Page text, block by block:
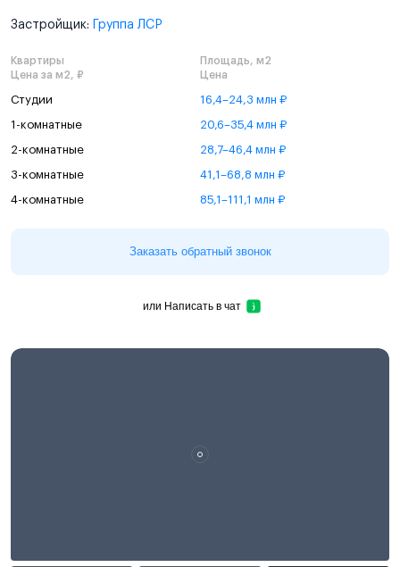
Застройщик: Группа ЛСР
Квартиры
Площадь, м2
Цена за м2, ₽
Цена
Студии 16,4–24,3 млн ₽
1-комнатные 20,6–35,4 млн ₽
2-комнатные 28,7–46,4 млн ₽
3-комнатные 41,1–68,8 млн ₽
4-комнатные 85,1–111,1 млн ₽
Заказать обратный звонок
или Написать в чат